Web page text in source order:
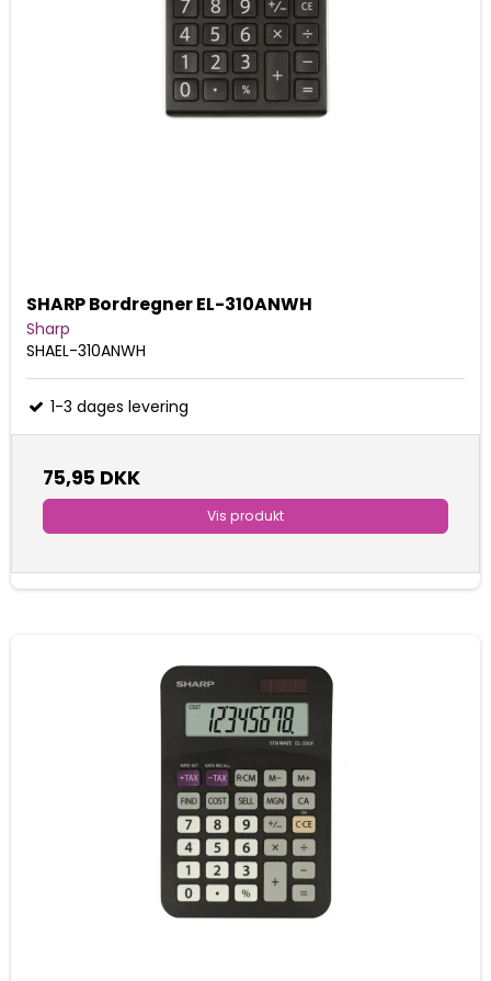
SHARP Bordregner EL-310ANWH
Sharp
SHAEL-310ANWH
1-3 dages levering
75,95 DKK
Vis produkt